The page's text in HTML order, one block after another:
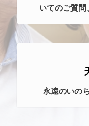
いてのご質問
永遠のいの